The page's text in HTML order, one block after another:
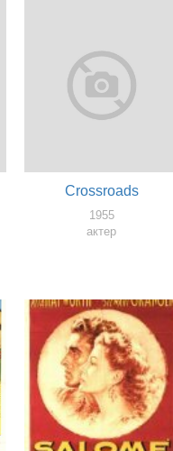
Crossroads
1955
актер